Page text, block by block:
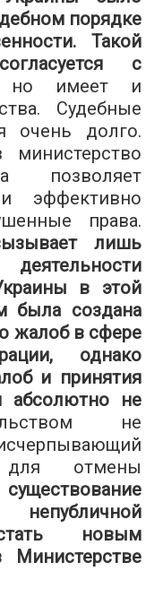
порядке
Такой
с
но имеет и
Судебные
очень долго.
позволяет
эффективно
права.
лишь
в этой
была создана
жалоб в сфере
однако
и принятия
абсолютно не
не
для отмены
существование
новым
Министерстве